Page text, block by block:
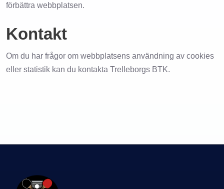
förbättra webbplatsen.
Kontakt
Om du har frågor om webbplatsens användning av cookies
eller statistik kan du kontakta Trelleborgs BTK.